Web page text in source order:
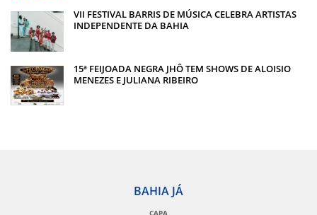
VII FESTIVAL BARRIS DE MÚSICA CELEBRA ARTISTAS
INDEPENDENTE DA BAHIA
15ª FEIJOADA NEGRA JHÔ TEM SHOWS DE ALOISIO
MENEZES E JULIANA RIBEIRO
BAHIA JÁ
CAPA